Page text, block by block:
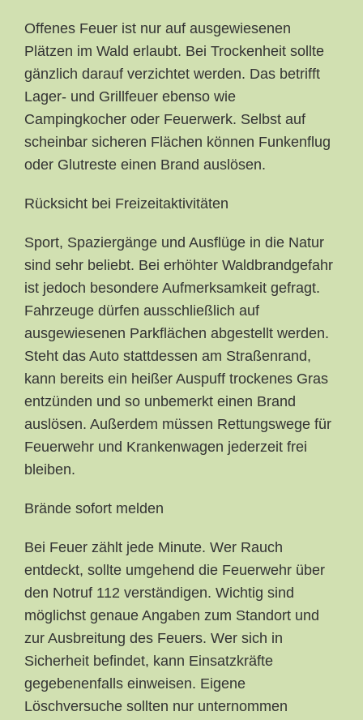
Offenes Feuer ist nur auf ausgewiesenen
Plätzen im Wald erlaubt. Bei Trockenheit sollte
gänzlich darauf verzichtet werden. Das betrifft
Lager- und Grillfeuer ebenso wie
Campingkocher oder Feuerwerk. Selbst auf
scheinbar sicheren Flächen können Funkenflug
oder Glutreste einen Brand auslösen.
Rücksicht bei Freizeitaktivitäten
Sport, Spaziergänge und Ausflüge in die Natur
sind sehr beliebt. Bei erhöhter Waldbrandgefahr
ist jedoch besondere Aufmerksamkeit gefragt.
Fahrzeuge dürfen ausschließlich auf
ausgewiesenen Parkflächen abgestellt werden.
Steht das Auto stattdessen am Straßenrand,
kann bereits ein heißer Auspuff trockenes Gras
entzünden und so unbemerkt einen Brand
auslösen. Außerdem müssen Rettungswege für
Feuerwehr und Krankenwagen jederzeit frei
bleiben.
Brände sofort melden
Bei Feuer zählt jede Minute. Wer Rauch
entdeckt, sollte umgehend die Feuerwehr über
den Notruf 112 verständigen. Wichtig sind
möglichst genaue Angaben zum Standort und
zur Ausbreitung des Feuers. Wer sich in
Sicherheit befindet, kann Einsatzkräfte
gegebenenfalls einweisen. Eigene
Löschversuche sollten nur unternommen